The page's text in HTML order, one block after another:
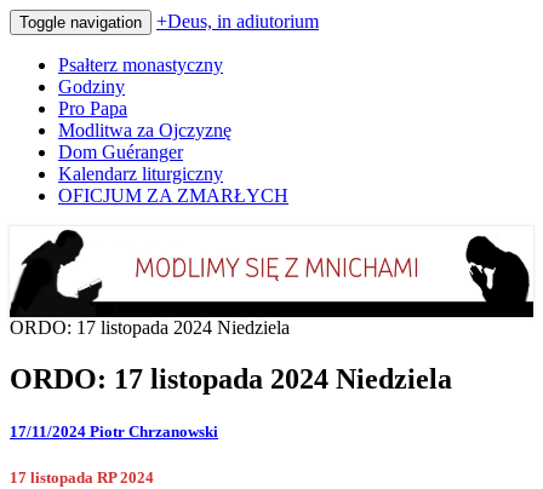
Toggle navigation +Deus, in adiutorium
Psałterz monastyczny
Godziny
Pro Papa
Modlitwa za Ojczyznę
Dom Guéranger
Kalendarz liturgiczny
OFICJUM ZA ZMARŁYCH
+Deus, in adiutorium
Codziennie modlimy się z mnichami
ORDO: 17 listopada 2024 Niedziela
ORDO: 17 listopada 2024 Niedziela
17/11/2024 Piotr Chrzanowski
17 listopada RP 2024